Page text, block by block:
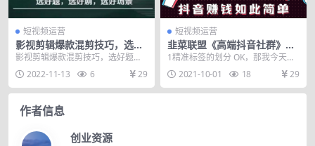
短视频运营
影视剪辑爆款混剪技巧，选好
题，选好剧，选好场景，识别
好爆款
影视剪辑爆款混剪技巧，选好题，
选好剧，选好场景，识别好爆款
2022-11-13 6 29
短视频运营
韭菜联盟《高端抖音社群》抖
音赚钱如此简单系列课程
1精准标签的划分 OK，那我今天同
样的 先说第一句话 你是不是对同样
的产品，别人...
2021-10-01 18 29
作者信息
创业资源